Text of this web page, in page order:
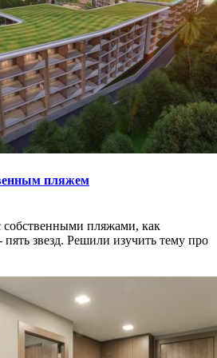
пляжем
пляжами, как
звезд. Решили изучить тему про